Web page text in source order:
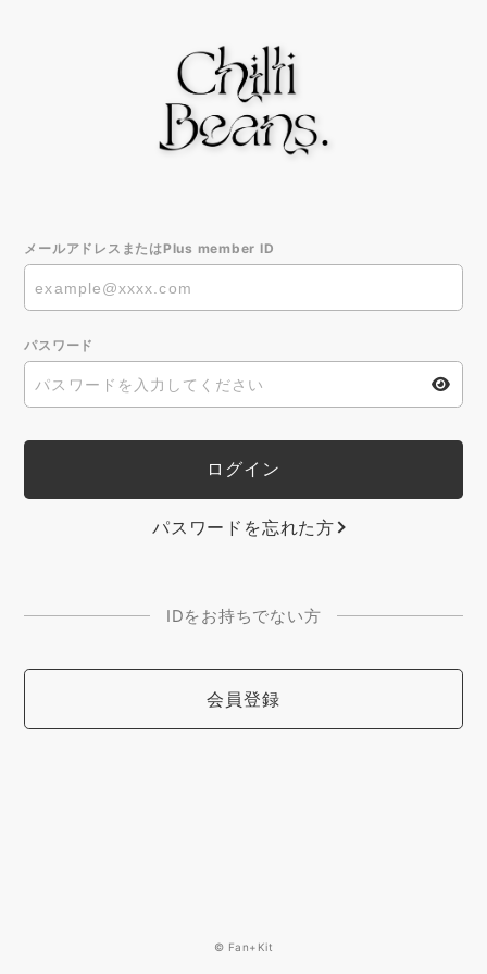
メールアドレスまたはPlus member ID
パスワード
パスワードを忘れた方
IDをお持ちでない方
会員登録
© Fan+Kit